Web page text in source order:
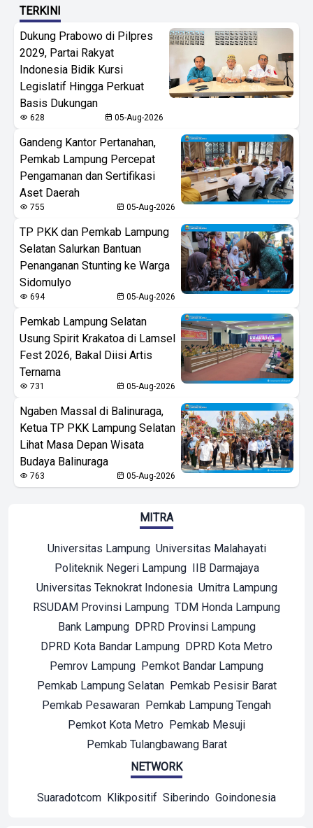
TERKINI
Dukung Prabowo di Pilpres
2029, Partai Rakyat
Indonesia Bidik Kursi
Legislatif Hingga Perkuat
Basis Dukungan
628 05-Aug-2026
Gandeng Kantor Pertanahan,
Pemkab Lampung Percepat
Pengamanan dan Sertifikasi
Aset Daerah
755 05-Aug-2026
TP PKK dan Pemkab Lampung
Selatan Salurkan Bantuan
Penanganan Stunting ke Warga
Sidomulyo
694 05-Aug-2026
Pemkab Lampung Selatan
Usung Spirit Krakatoa di Lamsel
Fest 2026, Bakal Diisi Artis
Ternama
731 05-Aug-2026
Ngaben Massal di Balinuraga,
Ketua TP PKK Lampung Selatan
Lihat Masa Depan Wisata
Budaya Balinuraga
763 05-Aug-2026
MITRA
Universitas Lampung Universitas Malahayati
Politeknik Negeri Lampung IIB Darmajaya
Universitas Teknokrat Indonesia Umitra Lampung
RSUDAM Provinsi Lampung TDM Honda Lampung
Bank Lampung DPRD Provinsi Lampung
DPRD Kota Bandar Lampung DPRD Kota Metro
Pemrov Lampung Pemkot Bandar Lampung
Pemkab Lampung Selatan Pemkab Pesisir Barat
Pemkab Pesawaran Pemkab Lampung Tengah
Pemkot Kota Metro Pemkab Mesuji
Pemkab Tulangbawang Barat
NETWORK
Suaradotcom Klikpositif Siberindo Goindonesia